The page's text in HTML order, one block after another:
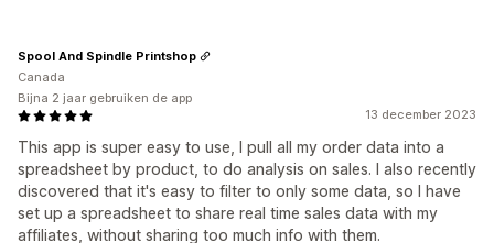
13 december 2023
This app is super easy to use, I pull all my order data into a
spreadsheet by product, to do analysis on sales. I also recently
discovered that it's easy to filter to only some data, so I have
set up a spreadsheet to share real time sales data with my
affiliates, without sharing too much info with them.
Spool And Spindle Printshop
Canada
Bijna 2 jaar gebruiken de app